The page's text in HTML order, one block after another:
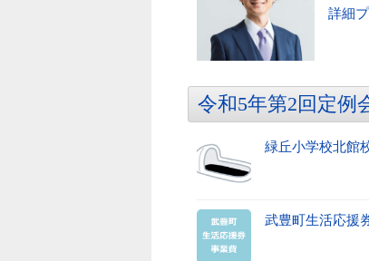
詳細
令和5年第2回定例
緑丘小学校北館
武豊町生活応援